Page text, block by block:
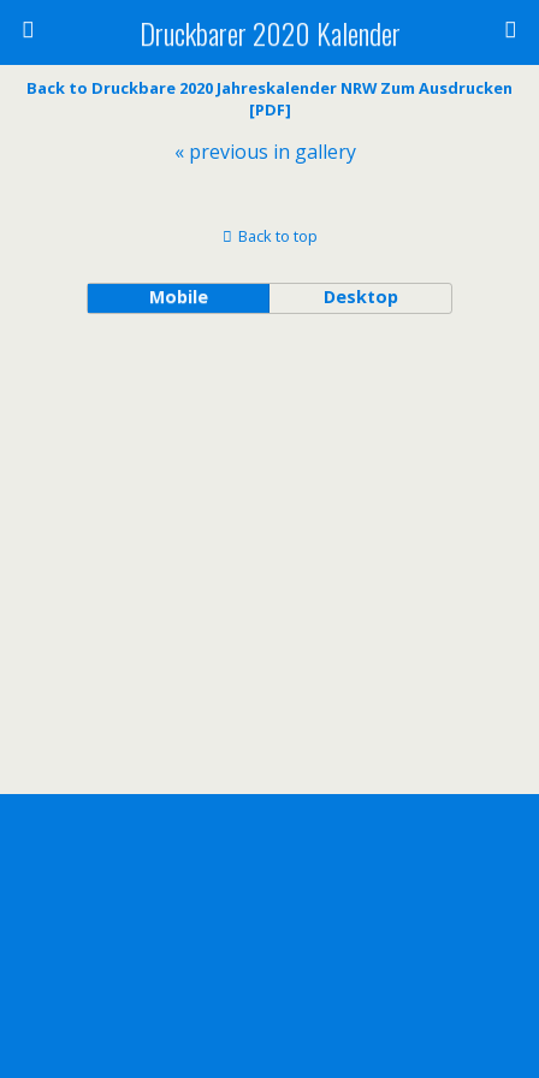
Druckbarer 2020 Kalender
Back to Druckbare 2020 Jahreskalender NRW Zum Ausdrucken
[PDF]
« previous in gallery
Back to top
Mobile Desktop